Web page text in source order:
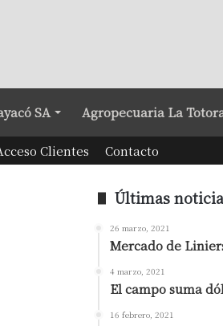
SA Agropecuaria La
Clientes Contacto
Últimas
26 marzo, 2021
Mercado de
4 marzo, 2021
El campo suma
16 febrero, 2021